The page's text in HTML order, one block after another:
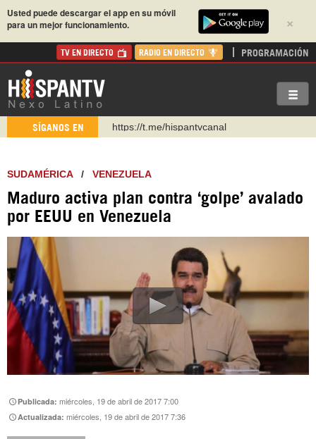
×
Usted puede descargar el app en su móvil
para un mejor funcionamiento.
TV EN DIRECTO RADIO EN DIRECTO PROGRAMACIÓN
SÍGANOS EN
https://urmedium.com/c/hispantv
Instagram como: hispan_tv
https://www.facebook.com/Nexolatino.Canal
https://www.youtube.com/@nexo_latino
https://t.me/hispantvcanal
SUDAMÉRICA/ VENEZUELA
Maduro activa plan contra ‘golpe’ avalado
por EEUU en Venezuela
Publicada:miércoles, 19 de abril de 2017 7:00
Actualizada:miércoles, 19 de abril de 2017 7:36